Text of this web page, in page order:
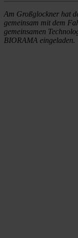
Am Großglockner hat
gemeinsam mit dem
gemeinsamen
BIORAMA eingeladen.